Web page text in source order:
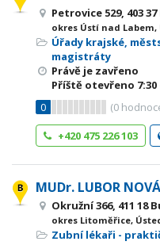
Petrovice 529, 403
okres Ústí nad Labem,
Úřady krajské,
magistráty
Právě je zavřeno
Příště otevřeno 7:30
0
(0
+420 475 226 103
MUDr. LUBOR
Okružní 366, 411 18
okres Litoměřice,
Zubní lékaři -